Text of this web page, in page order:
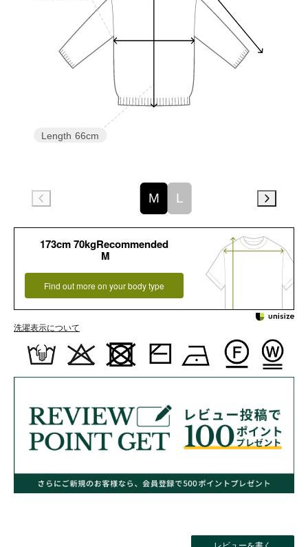
Length 66cm
M L
173cm 70kgRecommended
M
Find out more on your body type
洗濯表示について